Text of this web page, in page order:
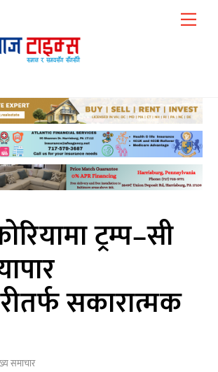
ट्रम्प–सी
सकारात्मक
समाचार